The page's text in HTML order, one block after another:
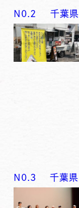
N0. 2 千葉県
N0. 3 千葉県